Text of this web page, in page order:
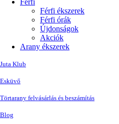
Férfi
Férfi ékszerek
Férfi órák
Újdonságok
Akciók
Arany ékszerek
Juta Klub
Esküvő
Törtarany felvásárlás és beszámítás
Blog